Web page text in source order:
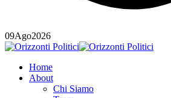
09Ago2026
Home
About
Chi Siamo